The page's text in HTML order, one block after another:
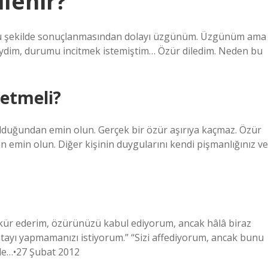
sonuçlanmasından dolayı üzgünüm. Üzgünüm ama
durumu incitmek istemiştim… Özür diledim. Neden bu
emin olun. Gerçek bir özür aşırıya kaçmaz. Özür
emin olun. Diğer kişinin duygularını kendi pişmanlığınız ve
ederim, özürünüzü kabul ediyorum, ancak hâlâ biraz
yapmamanızı istiyorum.” “Sizi affediyorum, ancak bunu
Şubat 2012